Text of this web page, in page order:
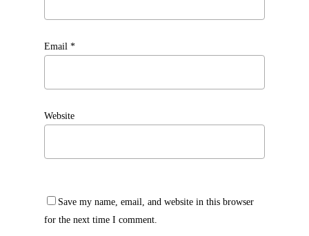
Email *
Website
Save my name, email, and website in this browser
for the next time I comment.